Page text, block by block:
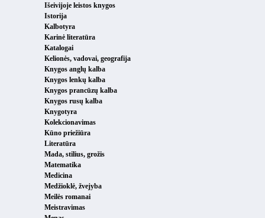
Išeivijoje leistos knygos
Istorija
Kalbotyra
Karinė literatūra
Katalogai
Kelionės, vadovai, geografija
Knygos anglų kalba
Knygos lenkų kalba
Knygos prancūzų kalba
Knygos rusų kalba
Knygotyra
Kolekcionavimas
Kūno priežiūra
Literatūra
Mada, stilius, grožis
Matematika
Medicina
Medžioklė, žvejyba
Meilės romanai
Meistravimas